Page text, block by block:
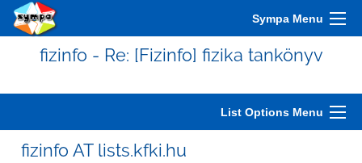
Sympa Menu
fizinfo - Re: [Fizinfo] fizika tankönyv
List Options Menu
fizinfo AT lists.kfki.hu